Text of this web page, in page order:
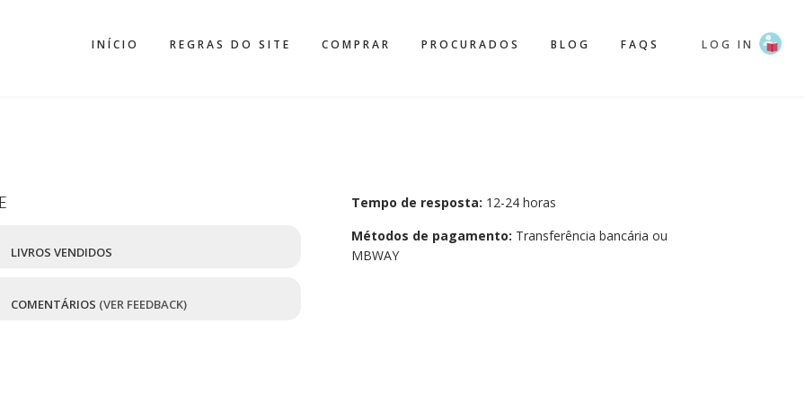
INÍCIO REGRAS DO SITE COMPRAR PROCURADOS BLOG FAQS LOG IN
LIVROS VENDIDOS
COMENTÁRIOS (VER FEEDBACK)
Tempo de resposta: 12-24 horas
Métodos de pagamento: Transferência bancária ou
MBWAY